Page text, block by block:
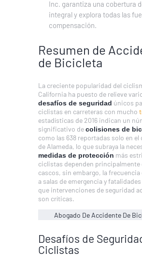
Inc. garantiza una cobertura
integral y explora todas las
compensación.
Resumen de
de Bicicleta
La creciente popularidad del
California ha puesto de relieve
desafíos de seguridad únicos
ciclistas en carreteras con mucho
estadísticas de 2016 indican un
significativo decolisiones de
como las 638 reportadas solo en el
de Alameda, lo que subraya la
medidas de protección más
ciclistas dependen principalmente
cascos, sin embargo, la
a salas de emergencia y
que intervenciones de seguridad
son críticas.
Abogado De Accidente De
Desafíos de
Ciclistas